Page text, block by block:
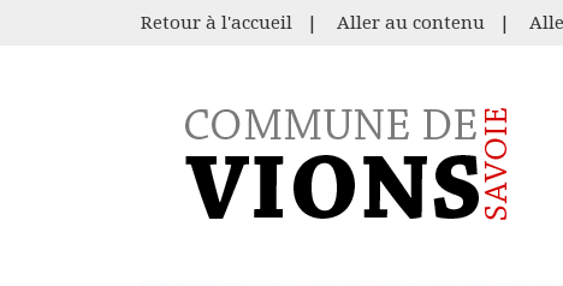
Retour à l'accueil | Aller au contenu |